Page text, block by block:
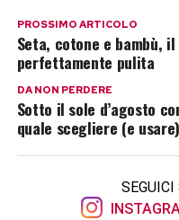
PROSSIMO ARTICOLO
Seta, cotone e bambù,
perfettamente pulita
DA NON PERDERE
Sotto il sole d’agosto
quale scegliere (e usare)